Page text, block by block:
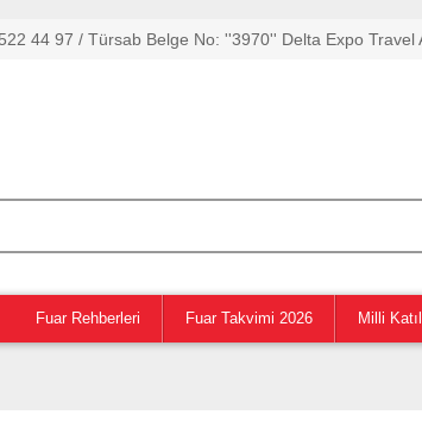
44 97 / Türsab Belge No: ''3970'' Delta Expo Travel
Fuar Rehberleri Fuar Takvimi 2026 Milli